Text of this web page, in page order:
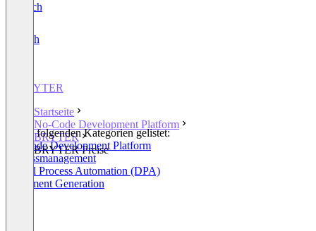
Deutsch
English
BRYTER
Startseite
No-Code Development Platform
BRYTER
BRYTER Preise
In den folgenden Kategorien gelistet:
No-Code Development Platform
Prozessmanagement
Digital Process Automation (DPA)
Document Generation